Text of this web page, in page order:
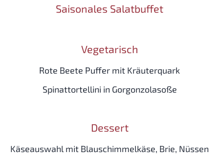
Saisonales Salatbuffet
Vegetarisch
Rote Beete Puffer mit Kräuterquark
Spinattortellini in Gorgonzolasoße
Dessert
Käseauswahl mit Blauschimmelkäse, Brie, Nüssen